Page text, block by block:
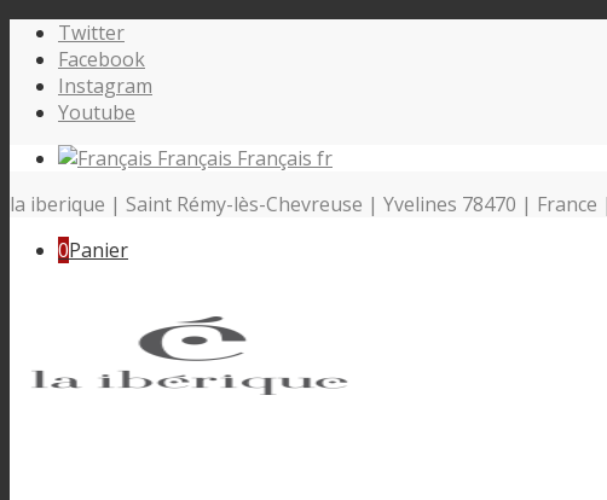
Twitter
Facebook
Instagram
Youtube
Français Français fr
la iberique | Saint Rémy-lès-Chevreuse | Yvelines 78470 | France
0Panier